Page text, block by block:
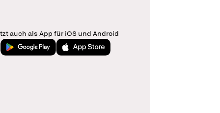
auch als App für iOS und Android
Jetzt bei Google PlayLaden im App Store